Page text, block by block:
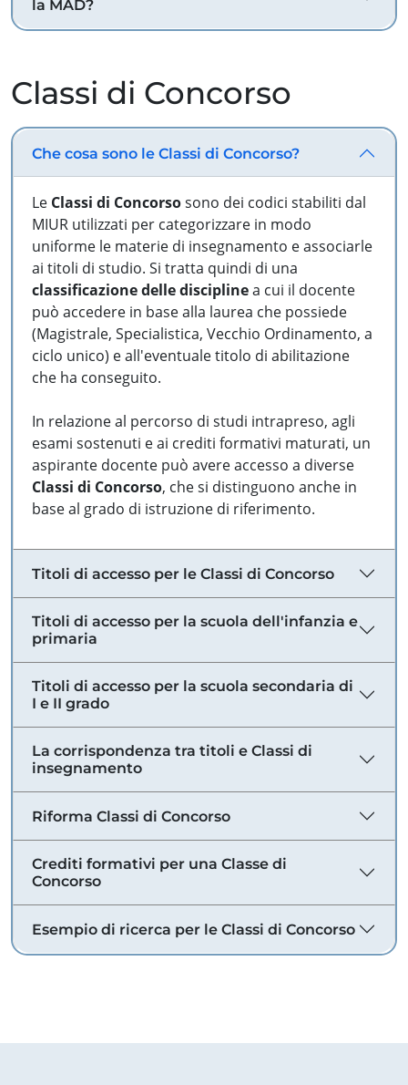
la MAD?
Classi di Concorso
Che cosa sono le Classi di Concorso?
Le Classi di Concorsosono dei codici stabiliti dal
MIUR utilizzati per categorizzare in modo
uniforme le materie di insegnamento e associarle
ai titoli di studio. Si tratta quindi di una
classificazione delle disciplinea cui il docente
può accedere in base alla laurea che possiede
(Magistrale, Specialistica, Vecchio Ordinamento, a
ciclo unico) e all'eventuale titolo di abilitazione
che ha conseguito.
In relazione al percorso di studi intrapreso, agli
esami sostenuti e ai crediti formativi maturati, un
aspirante docente può avere accesso a diverse
Classi di Concorso, che si distinguono anche in
base al grado di istruzione di riferimento.
Titoli di accesso per le Classi di Concorso
Titoli di accesso per la scuola dell'infanzia e
primaria
Titoli di accesso per la scuola secondaria di
I e II grado
La corrispondenza tra titoli e Classi di
insegnamento
Riforma Classi di Concorso
Crediti formativi per una Classe di
Concorso
Esempio di ricerca per le Classi di Concorso